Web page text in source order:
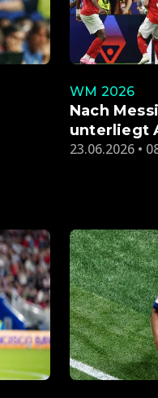
WM 2026
Nach
unterliegt
23.06.2026 •